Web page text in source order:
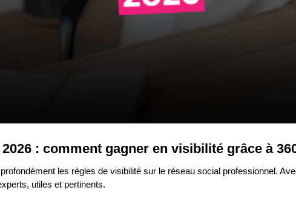
: comment gagner en visibilité grâce à
les règles de visibilité sur le réseau social professionnel.
utiles et pertinents.